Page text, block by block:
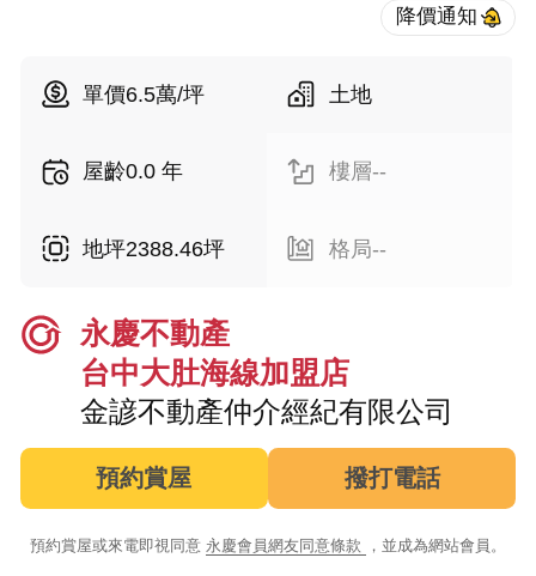
單價6.5萬/坪 土地
屋齡0.0 年 樓層--
地坪2388.46坪 格局--
永慶不動產
台中大肚海線加盟店
金諺不動產仲介經紀有限公司
預約賞屋 撥打電話
預約賞屋或來電即視同意 永慶會員網友同意條款 ，並成為網站會員。